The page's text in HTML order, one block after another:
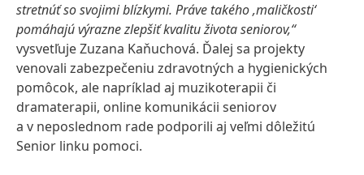
stretnúť so svojimi blízkymi. Práve takého ‚maličkosti‘
pomáhajú výrazne zlepšiť kvalitu života seniorov,“
vysvetľuje Zuzana Kaňuchová. Ďalej sa projekty
venovali zabezpečeniu zdravotných a hygienických
pomôcok, ale napríklad aj muzikoterapii či
dramaterapii, online komunikácii seniorov
a v neposlednom rade podporili aj veľmi dôležitú
Senior linku pomoci.